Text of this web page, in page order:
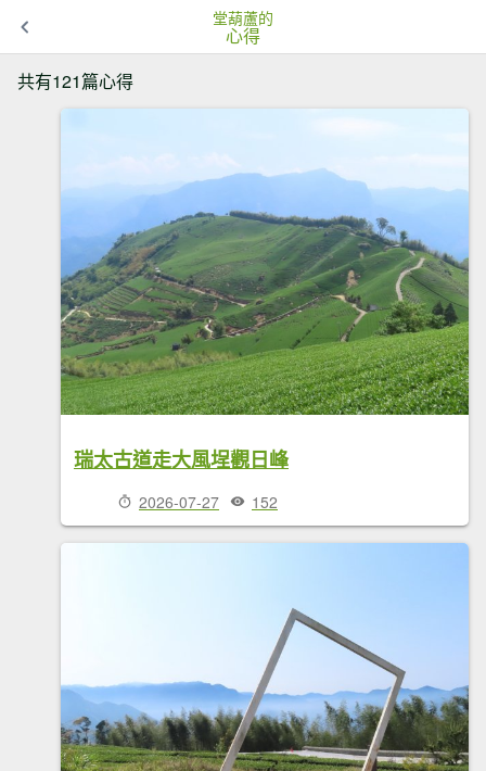
堂葫蘆的
心得
共有121篇心得
瑞太古道走大風埕觀日峰
2026-07-27 152